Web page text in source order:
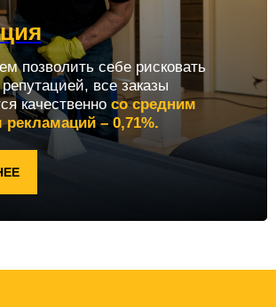
позволить себе рисковать
все заказы
качественно со средним
рекламаций – 0,71%.